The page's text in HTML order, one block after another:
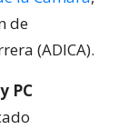
de
(ADICA).
PC